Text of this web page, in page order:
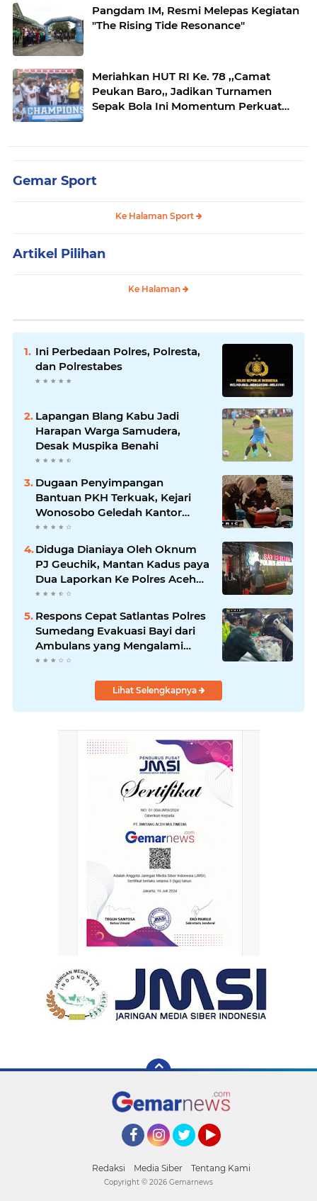
Pangdam IM, Resmi Melepas Kegiatan
"The Rising Tide Resonance"
Meriahkan HUT RI Ke. 78 ,,Camat
Peukan Baro,, Jadikan Turnamen
Sepak Bola Ini Momentum Perkuat
Gemar Sport
Ke Halaman Sport
Artikel Pilihan
Ke Halaman
Ini Perbedaan Polres, Polresta,
dan Polrestabes
Lapangan Blang Kabu Jadi
Harapan Warga Samudera,
Desak Muspika Benahi
Dugaan Penyimpangan
Bantuan PKH Terkuak, Kejari
Wonosobo Geledah Kantor
Dinas Sosial.
Diduga Dianiaya Oleh Oknum
PJ Geuchik, Mantan Kadus paya
Dua Laporkan Ke Polres Aceh
Timur
Respons Cepat Satlantas Polres
Sumedang Evakuasi Bayi dari
Ambulans yang Mengalami
Kecelakaan.
Lihat Selengkapnya
Redaksi Media Siber Tentang Kami
Copyright © 2026 Gemarnews